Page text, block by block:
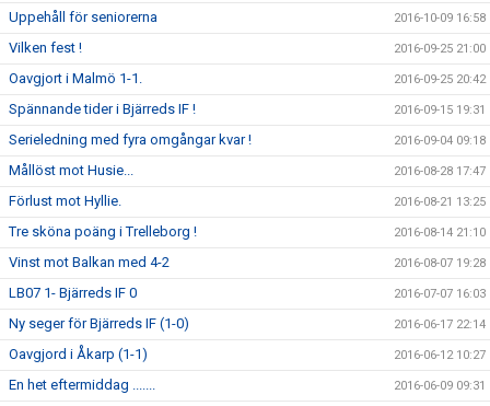
Uppehåll för seniorerna 2016-10-09 16:58
Vilken fest ! 2016-09-25 21:00
Oavgjort i Malmö 1-1. 2016-09-25 20:42
Spännande tider i Bjärreds IF ! 2016-09-15 19:31
Serieledning med fyra omgångar kvar ! 2016-09-04 09:18
Mållöst mot Husie... 2016-08-28 17:47
Förlust mot Hyllie. 2016-08-21 13:25
Tre sköna poäng i Trelleborg ! 2016-08-14 21:10
Vinst mot Balkan med 4-2 2016-08-07 19:28
LB07 1- Bjärreds IF 0 2016-07-07 16:03
Ny seger för Bjärreds IF (1-0) 2016-06-17 22:14
Oavgjord i Åkarp (1-1) 2016-06-12 10:27
En het eftermiddag ....... 2016-06-09 09:31